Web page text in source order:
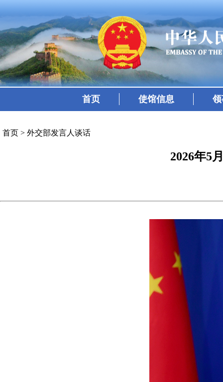
首页 使馆信息
首页 > 外交部发言人谈话
2026年5